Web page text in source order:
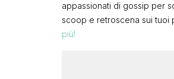
appassionati di gossip per
scoop e retroscena sui tuoi
più!